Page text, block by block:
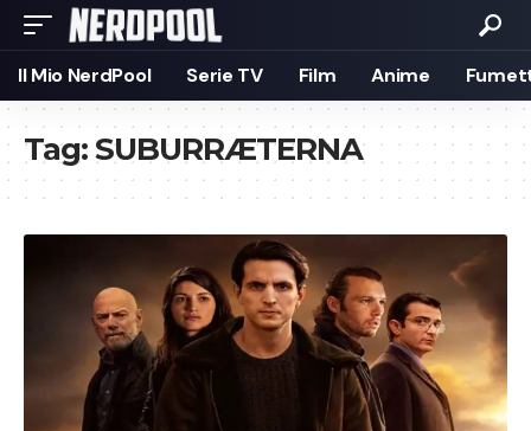
Il Mio NerdPool Serie TV Film Anime
Tag:SUBURRÆTERNA